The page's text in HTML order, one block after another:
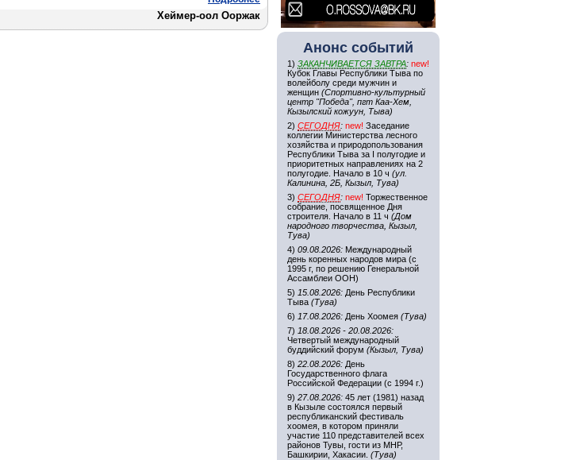
Хеймер-оол Ооржак
Анонс событий
1) ЗАКАНЧИВАЕТСЯ ЗАВТРА: new!
Кубок Главы Республики Тыва по
волейболу среди мужчин и
женщин (Спортивно-культурный
центр "Победа", пгт Каа-Хем,
Кызылский кожуун, Тыва)
2) СЕГОДНЯ: new! Заседание
коллегии Министерства лесного
хозяйства и природопользования
Республики Тыва за I полугодие и
приоритетных направлениях на 2
полугодие. Начало в 10 ч (ул.
Калинина, 2Б, Кызыл, Тува)
3) СЕГОДНЯ: new! Торжественное
собрание, посвященное Дня
строителя. Начало в 11 ч (Дом
народного творчества, Кызыл,
Тува)
4) 09.08.2026: Международный
день коренных народов мира (с
1995 г, по решению Генеральной
Ассамблеи ООН)
5) 15.08.2026: День Республики
Тыва (Тува)
6) 17.08.2026: День Хоомея (Тува)
7) 18.08.2026 - 20.08.2026:
Четвертый международный
буддийский форум (Кызыл, Тува)
8) 22.08.2026: День
Государственного флага
Российской Федерации (с 1994 г.)
9) 27.08.2026: 45 лет (1981) назад
в Кызыле состоялся первый
республиканский фестиваль
хоомея, в котором приняли
участие 110 представителей всех
районов Тувы, гости из МНР,
Башкирии, Хакасии. (Тува)